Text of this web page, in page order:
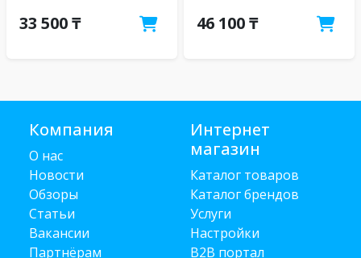
33 500 ₸ 46 100 ₸
Компания
О нас
Новости
Обзоры
Статьи
Вакансии
Партнёрам
Интернет
магазин
Каталог товаров
Каталог брендов
Услуги
Настройки
B2B портал